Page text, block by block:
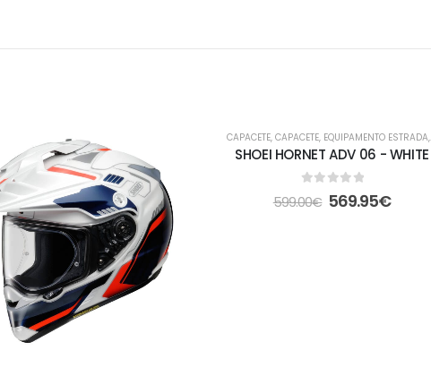
-5%
CAPACETE, CAPACETE, EQUIPAMENTO ESTRADA,
SHOEI HORNET ADV 06 - WHITE
out of 5
599.00€ 569.95€